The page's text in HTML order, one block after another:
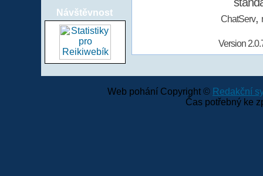
Návštěvnost
ChatServ,
Version
Web pohání Copyright © Redakční
Čas potřebný ke